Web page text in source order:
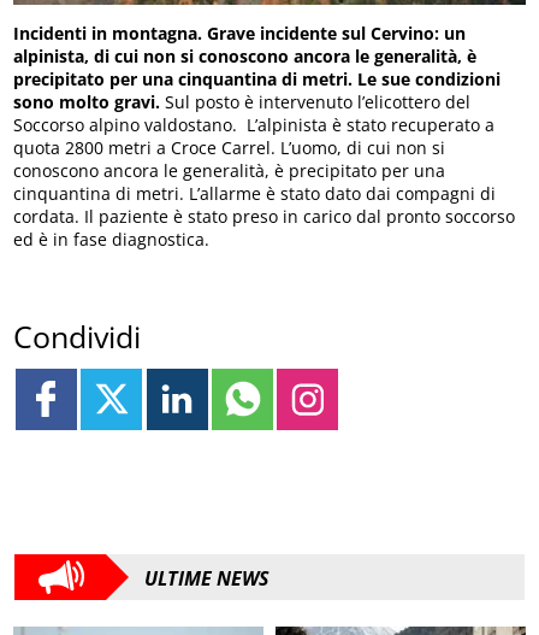
Incidenti in montagna. Grave incidente sul Cervino: un
alpinista, di cui non si conoscono ancora le generalità, è
precipitato per una cinquantina di metri. Le sue condizioni
sono molto gravi. Sul posto è intervenuto l’elicottero del
Soccorso alpino valdostano. L’alpinista è stato recuperato a
quota 2800 metri a Croce Carrel. L’uomo, di cui non si
conoscono ancora le generalità, è precipitato per una
cinquantina di metri. L’allarme è stato dato dai compagni di
cordata. Il paziente è stato preso in carico dal pronto soccorso
ed è in fase diagnostica.
Condividi
ULTIME NEWS